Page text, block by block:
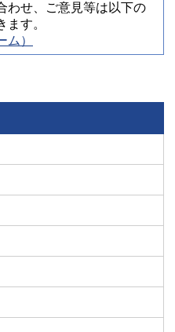
わせ、ご意見等は以下の
ます。
ム）